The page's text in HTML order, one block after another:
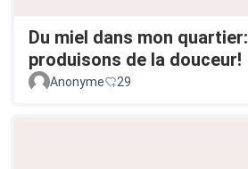
Du miel dans mon quartier:
produisons de la douceur!
Anonyme 29